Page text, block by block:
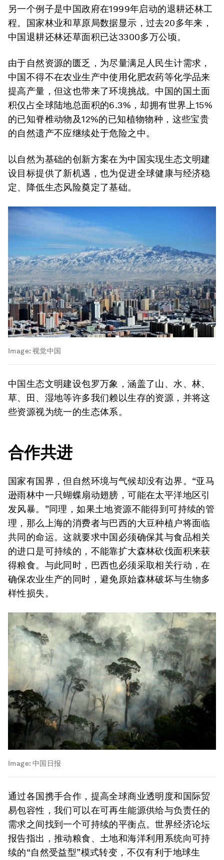
另一个例子是中国政府在1999年启动的退耕还林工
程。国家林业和草原局数据显示，过去20多年来，
中国退耕还林还草面积已达3300多万公顷。
由于自然资源的匮乏，为尽量满足人民生计需求，
中国不得不在农业生产中使用化肥农药等化学品来
提高产量，但这也带来了环境挑战。中国的国土面
积仅占全球陆地总面积的6.3%，却拥有世界上15%
的已知脊椎动物及12%的已知植物物种，这些宝贵
的自然遗产不应继续处于危险之中。
以自然为基础的创新方案在为中国实现生态文明建
设目标提供了新机遇，也为促进全球健康与经济稳
定、降低生态风险奠定了基础。
Image: 视觉中国
中国生态文明建设包罗万象，涵盖了山、水、林、
草、田、湿地等许多我们赖以生存的资源，并将这
些资源视为统一的生态体系。
合作共进
国家有国界，但自然环境与气候却没有边界。“亚马
逊雨林中一只蝴蝶扇动翅膀，可能在太平洋地区引
发风暴。”同理，如果土地资源不能得到可持续的管
理，那么上海的消费者与巴西的大豆种植户将面临
共同的命运。这就要求中国必须确保其与食品相关
的进口是可持续的，不能靠扩大森林砍伐面积来获
得粮食。与此同时，巴西也必须采取相关行动，在
确保农业生产的同时，避免原始森林破坏与生物多
样性损失。
Image: 中国日报
通过各国携手合作，提高全球商业透明度和国际贸
易包容性，我们可以在可再生能源供给与负责任的
需求之间找到一个可持续的平衡点。世界经济论坛
报告指出，推动粮食、土地和海洋利用系统向可持
续的“自然受益型”模式转变，不仅有利于地球生